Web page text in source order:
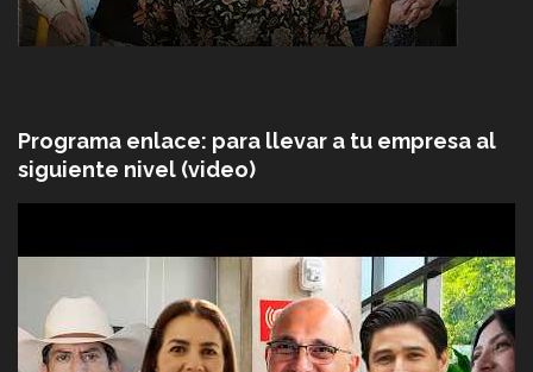
Programa enlace: para llevar a tu empresa al
siguiente nivel (video)